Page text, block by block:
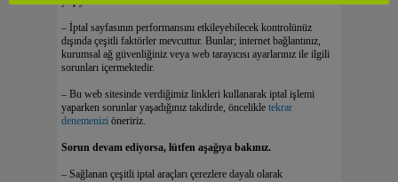
– İptal sayfasının performansını etkileyebilecek kontrolünüz
dışında çeşitli faktörler mevcuttur. Bunlar; internet bağlantınız,
kurumsal ağ güvenliğiniz veya web tarayıcısı ayarlarınız ile ilgili
sorunları içermektedir.
– Bu web sitesinde verdiğimiz linkleri kullanarak iptal işlemi
yaparken sorunlar yaşadığınız takdirde, öncelikle tekrar
denemenizi öneririz.
Sorun devam ediyorsa, lütfen aşağıya bakınız.
– Sağlanan çeşitli iptal araçları çerezlere dayalı olarak